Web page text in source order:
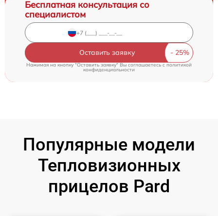
Бесплатная консультация со
специалистом
Оставить заявку
Нажимая на кнопку "Оставить заявку" Вы соглашаетесь c политикой
конфиденциальности
Популярные модели
Тепловизионных
прицелов Pard